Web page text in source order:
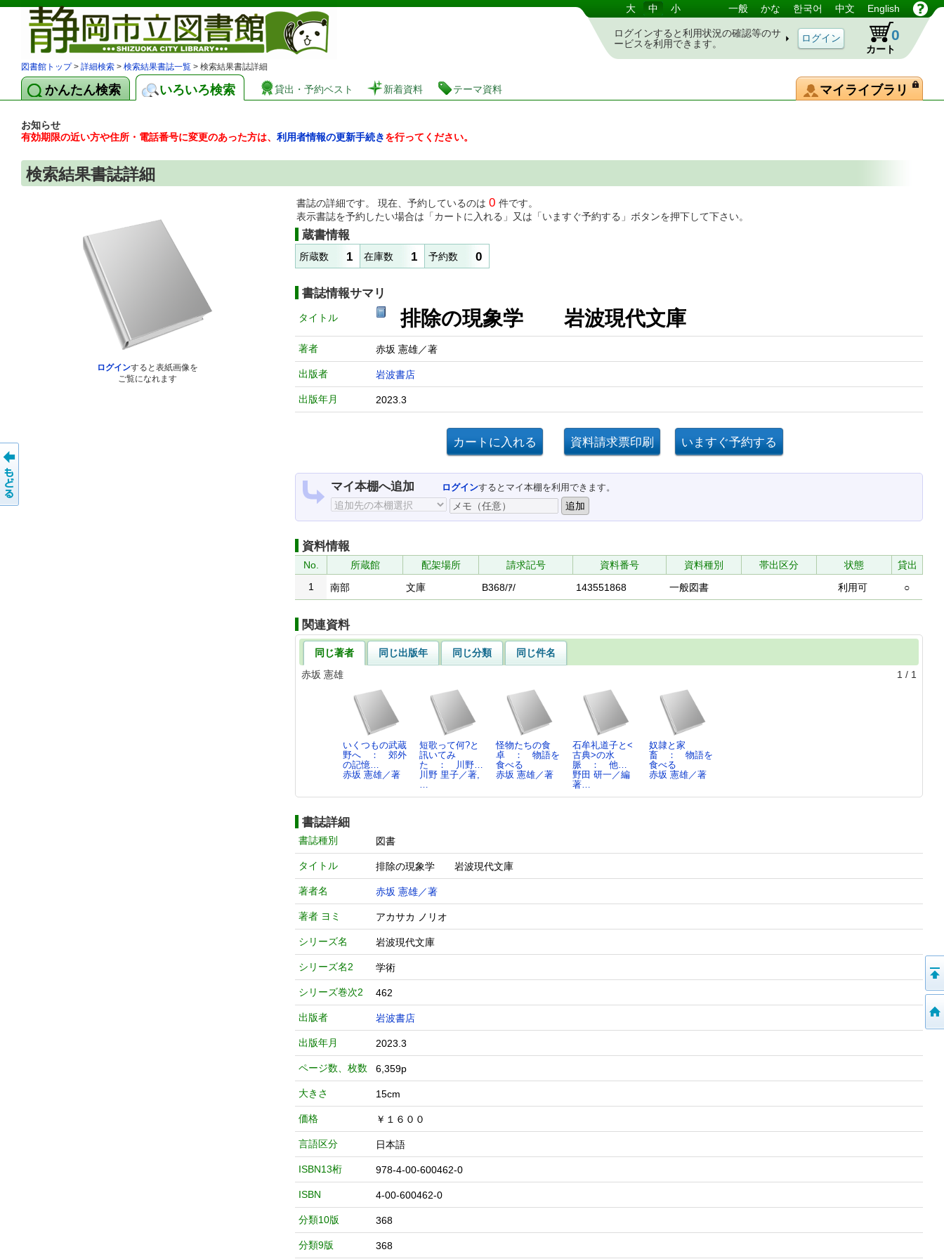
図書館 蔵書検索・予約システム 大 中 小 一般 かな 한국어 中文 English
ログインすると利用状況の確認等のサ
ービスを利用できます。
カート
0
図書館トップ> 詳細検索 > 検索結果書誌一覧 > 検索結果書誌詳細
かんたん検索 いろいろ検索 貸出・予約ベスト 新着資料 テーマ資料 マイライブラリ
お知らせ
有効期限の近い方や住所・電話番号に変更のあった方は、 利用者情報の更新手続きを行ってください。
検索結果書誌詳細
ログインすると表紙画像を
ご覧になれます
書誌の詳細です。 現在、予約しているのは 0 件です。
表示書誌を予約したい場合は「カートに入れる」又は「いますぐ予約する」ボタンを押下して下さい。
蔵書情報
所蔵数 1 在庫数 1 予約数 0
書誌情報サマリ
タイトル 排除の現象学 岩波現代文庫
著者 赤坂 憲雄／著
出版者 岩波書店
出版年月 2023.3
マイ本棚へ追加 ログインするとマイ本棚を利用できます。
資料情報
No. 所蔵館 配架場所 請求記号 資料番号 資料種別 帯出区分 状態
貸出
1
南部 文庫 B368/ｱ/ 143551868 一般図書 利用可 ○
関連資料
同じ著者 同じ出版年 同じ分類
同じ件名
赤坂 憲雄
1 / 1
いくつもの武蔵
野へ ： 郊外
の記憶…
赤坂 憲雄／著
短歌って何?と
訊いてみ
た ： 川野…
川野 里子／著,
…
怪物たちの食
卓 ： 物語を
食べる
赤坂 憲雄／著
石牟礼道子と<
古典>の水
脈 ： 他…
野田 研一／編
著…
奴隷と家
畜 ： 物語を
食べる
赤坂 憲雄／著
書誌詳細
書誌種別 図書
タイトル 排除の現象学 岩波現代文庫
著者名 赤坂 憲雄／著
著者 ヨミ アカサカ ノリオ
シリーズ名 岩波現代文庫
シリーズ名2 学術
シリーズ巻次2 462
出版者 岩波書店
出版年月 2023.3
ページ数、枚数 6,359p
大きさ 15cm
価格 ￥１６００
言語区分 日本語
ISBN13桁 978-4-00-600462-0
ISBN 4-00-600462-0
分類10版 368
分類9版 368